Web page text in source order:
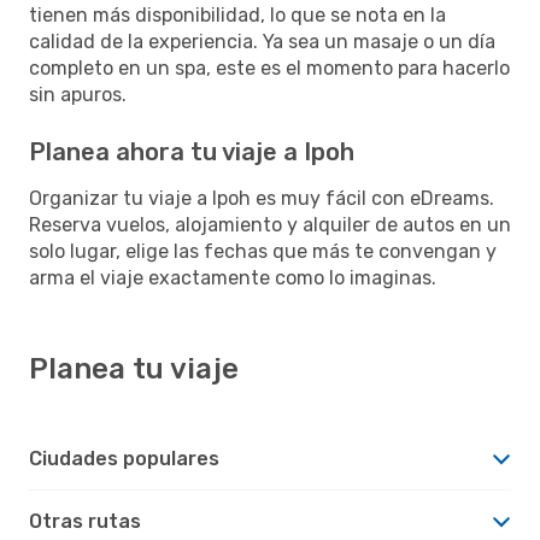
tienen más disponibilidad, lo que se nota en la
calidad de la experiencia. Ya sea un masaje o un día
completo en un spa, este es el momento para hacerlo
sin apuros.
Planea ahora tu viaje a Ipoh
Organizar tu viaje a Ipoh es muy fácil con eDreams.
Reserva vuelos, alojamiento y alquiler de autos en un
solo lugar, elige las fechas que más te convengan y
arma el viaje exactamente como lo imaginas.
Planea tu viaje
Ciudades populares
Otras rutas